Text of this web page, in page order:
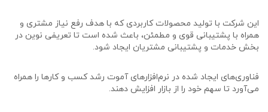
این شرکت با تولید محصولات کاربردی که با هدف رفع نیاز مشتری و
همراه با پشتیبانی قوی و مطمئن، باعث شده است تا تعریفی نوین در
بخش خدمات و پشتیبانی مشتریان ایجاد شود.
فناوری‌های ایجاد شده در نرم‌افزارهای آموت رشد کسب و کارها را همراه
می‌آورد تا سهم خود را از بازار افزایش دهند.